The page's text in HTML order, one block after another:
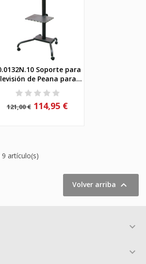
Soporte para
de Peana para...
121,00 € 114,95 €
artículo(s)
Volver arriba 

